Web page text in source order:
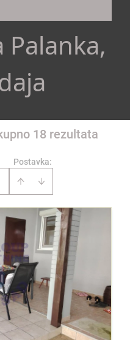
Palanka,
18 rezultata
Postavka: